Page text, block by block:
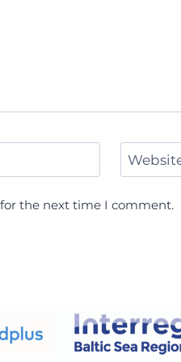
the next time I comment.